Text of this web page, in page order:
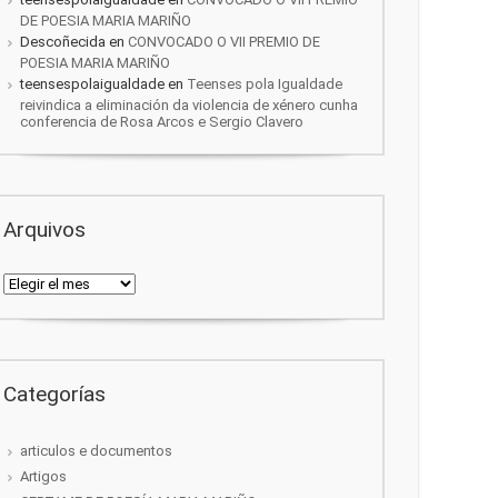
DE POESIA MARIA MARIÑO
Descoñecida en CONVOCADO O VII PREMIO DE
POESIA MARIA MARIÑO
teensespolaigualdade en Teenses pola Igualdade
reivindica a eliminación da violencia de xénero cunha
conferencia de Rosa Arcos e Sergio Clavero
Arquivos
Arquivos
Categorías
articulos e documentos
Artigos